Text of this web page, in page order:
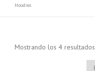
Hoodies
Mostrando los 4 resultados